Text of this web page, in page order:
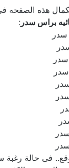
هذه
براس سدر :
فى حالة رغبة